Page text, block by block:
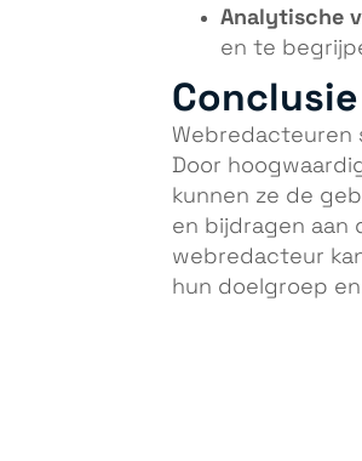
Analytische
en te
Conclusie
Webredacteuren
Door
kunnen ze de
en bijdragen aan
webredacteur
hun doelgroep